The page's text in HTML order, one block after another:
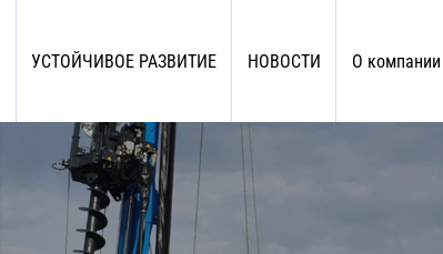
УСТОЙЧИВОЕ РАЗВИТИЕ НОВОСТИ О компании